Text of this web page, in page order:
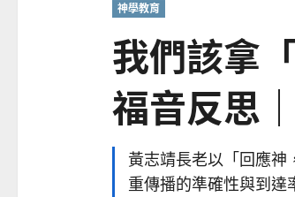
神學教育
我們該拿
福音反思
黃志靖長老以「回應神
重傳播的準確性與到達